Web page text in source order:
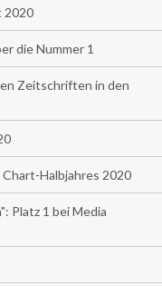
2020
die Nummer 1
Zeitschriften in den
Halbjahres 2020
Platz 1 bei Media